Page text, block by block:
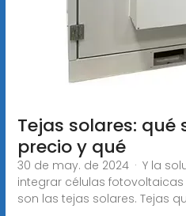
Tejas solares: qué
precio y qué
30 de may. de 2024 · Y la
integrar células
son las tejas solares. Tejas